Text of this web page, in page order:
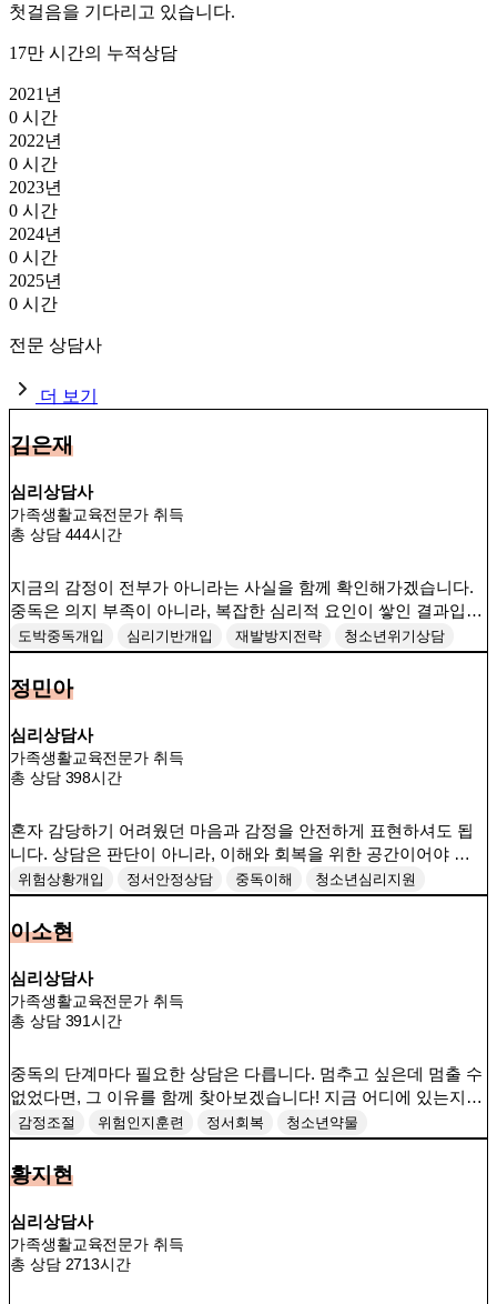
첫걸음을 기 다리 고 있습니 다.
17만 시간의 누적상담
2021년
0 시간
2022년
0 시간
2023년
0 시간
2024년
0 시간
2025년
0 시간
전문 상담사
더 보기
김은재
심리상담사
가족생활교육전문가 취득
총 상담 444시간
지금의 감정이 전부가 아니라는 사실을 함께 확인해가겠습니다.
중독은 의지 부족이 아니라, 복잡한 심리적 요인이 쌓인 결과입니
다. 정확한 평가와 안정적인 상담으로 미래를 다시 설계해볼 수 있
도록 돕겠습니다.
도박중독개입 심리기반개입 재발방지전략
청소년위기상담
정민아
심리상담사
가족생활교육전문가 취득
총 상담 398시간
혼자 감당하기 어려웠던 마음과 감정을 안전하게 표현하셔도 됩
니다. 상담은 판단이 아니라, 이해와 회복을 위한 공간이어야 합니
다. 지속 가능한 일상 회복을 목표로 전문적 개입을 제공하겠습니
다.
위험상황개입 정서안정상담 중독이해
청소년심리지원
이소현
심리상담사
가족생활교육전문가 취득
총 상담 391시간
중독의 단계마다 필요한 상담은 다릅니다. 멈추고 싶은데 멈출 수
없었다면, 그 이유를 함께 찾아보겠습니다! 지금 어디에 있는지를
정확하게 파악하고, 내담자에게 맞는 회복 전략을 제시하겠습니
다.
감정조절 위험인지훈련 정서회복
청소년약물
황지현
심리상담사
가족생활교육전문가 취득
총 상담 2713시간